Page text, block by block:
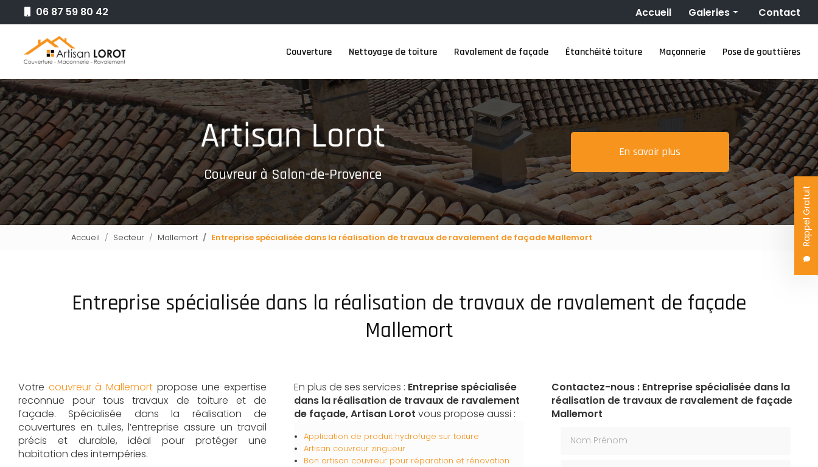
principal
06 87 59 80 42 Navigation secondaire
Accueil Galeries
Nettoyage toiture
Ravalement de façade
Étanchéité toiture
Maçonnerie
Pose de gouttières
Contact
Rappel Gratuit
Couverture
Nettoyage de toiture Ravalement de façade Étanchéité toiture Maçonnerie Pose de gouttières
Couvreur à Salon-de-Provence
En savoir plus
Accueil Secteur Mallemort Entreprise spécialisée dans la réalisation de travaux de ravalement de façade Mallemort
Entreprise spécialisée dans la réalisation de travaux de ravalement de façade
Mallemort
Votre couvreur à Mallemort propose une expertise
reconnue pour tous travaux de toiture et de
façade. Spécialisée dans la réalisation de
couvertures en tuiles, l’entreprise assure un travail
précis et durable, idéal pour protéger une
habitation des intempéries.
En plus de ses services : Entreprise spécialisée
dans la réalisation de travaux de ravalement
de façade, Artisan Lorot vous propose aussi :
Application de produit hydrofuge sur toiture
Artisan couvreur zingueur
Bon artisan couvreur pour réparation et rénovation
Contactez-nous : Entreprise spécialisée dans la
réalisation de travaux de ravalement de façade
Mallemort